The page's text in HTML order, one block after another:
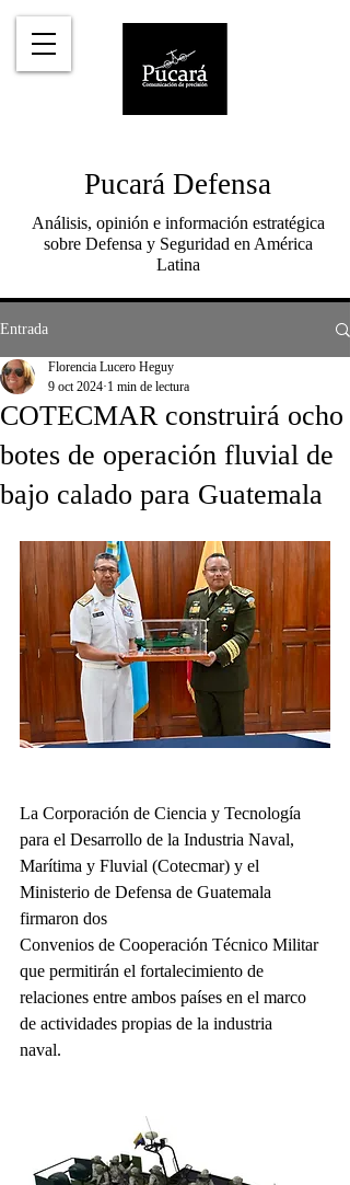
Pucará Defensa
Análisis, opinión e información estratégica
sobre Defensa y Seguridad en América
Latina
Entrada
COTECMAR construirá ocho
botes de operación fluvial de
bajo calado para Guatemala
Florencia Lucero Heguy
9 oct 2024 1 min de lectura
La Corporación de Ciencia y Tecnología
para el Desarrollo de la Industria Naval,
Marítima y Fluvial (Cotecmar) y el
Ministerio de Defensa de Guatemala
firmaron dos
Convenios de Cooperación Técnico Militar
que permitirán el fortalecimiento de
relaciones entre ambos países en el marco
de actividades propias de la industria
naval.